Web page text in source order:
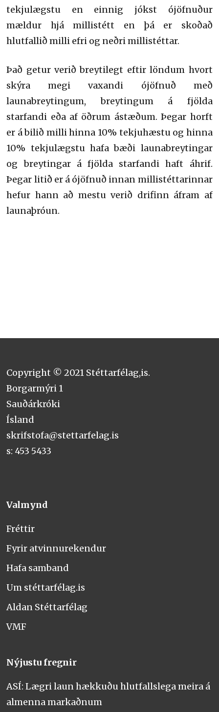
tekjulægstu en einnig jókst ójöfnuður
mældur hjá millistétt en þá er skoðað
hlutfallið milli efri og neðri millistéttar.
Það getur verið breytilegt eftir löndum hvort
skýra megi vaxandi ójöfnuð með
launabreytingum, breytingum á fjölda
starfandi eða af öðrum ástæðum. Þegar horft
er á bilið milli hinna 10% tekjuhæstu og hinna
10% tekjulægstu hafa bæði launabreytingar
og breytingar á fjölda starfandi haft áhrif.
Þegar litið er á ójöfnuð innan millistéttarinnar
hefur hann að mestu verið drifinn áfram af
launaþróun.
Copyright © 2021 Stéttarfélag,is.
Borgarmýri 1
Sauðárkróki
Ísland
skrifstofa@stettarfelag.is
s: 453 5433
Valmynd
Fréttir
Fyrir atvinnurekendur
Hafa samband
Um stéttarfélag.is
Aldan Stéttarfélag
VMF
Nýjustu fregnir
ASÍ: Lægri laun hækkuðu hlutfallslega meira á
almenna markaðnum